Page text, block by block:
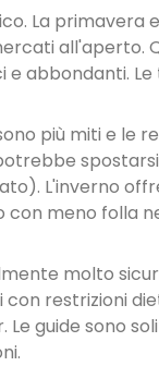
La primavera
all'aperto.
e abbondanti.
più miti e le
L'inverno
con meno folla
molto
con restrizioni
guide sono